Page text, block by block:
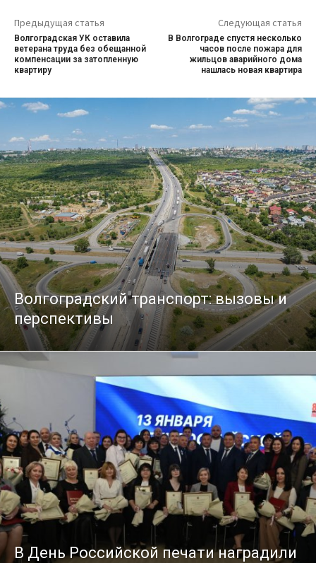
Предыдущая статья
Волгоградская УК оставила
ветерана труда без обещанной
компенсации за затопленную
квартиру
Следующая статья
В Волгограде спустя несколько
часов после пожара для
жильцов аварийного дома
нашлась новая квартира
Волгоградский транспорт: вызовы и
перспективы
В День Российской печати наградили